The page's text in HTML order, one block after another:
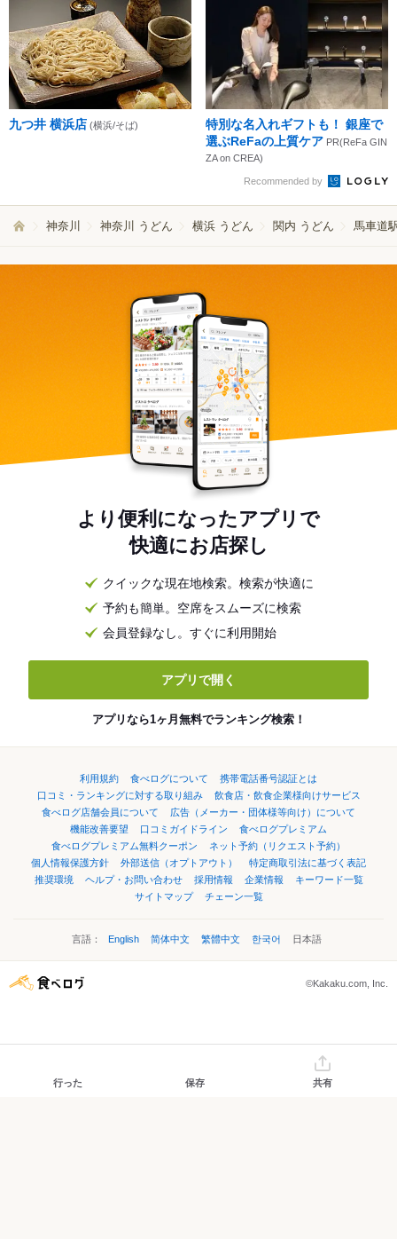
九つ井 横浜店 (横浜/そば)
特別な名入れギフトも！ 銀座で
選ぶReFaの上質ケア PR(ReFa GIN
ZA on CREA)
Recommended by
神奈川 神奈川 うどん 横浜 うどん 関内 うどん 馬車道
より便利になったアプリで
快適にお店探し
クイックな現在地検索。検索が快適に
予約も簡単。空席をスムーズに検索
会員登録なし。すぐに利用開始
アプリで開く
アプリなら1ヶ月無料でランキング検索！
利用規約 食べログについて
携帯電話番号認証とは
口コミ・ランキングに対する取り組み
飲食店・飲食企業様向けサービス
食べログ店舗会員について
広告（メーカー・団体様等向け）について
機能改善要望
口コミガイドライン
食べログプレミアム
食べログプレミアム無料クーポン
ネット予約（リクエスト予約）
個人情報保護方針
外部送信（オプトアウト）
特定商取引法に基づく表記
推奨環境
ヘルプ・お問い合わせ 採用情報 企業情報
キーワード一覧
サイトマップ
チェーン一覧
言語： English 简体中文 繁體中文 한국어 日本語
©Kakaku.com, Inc.
行った 保存 共有